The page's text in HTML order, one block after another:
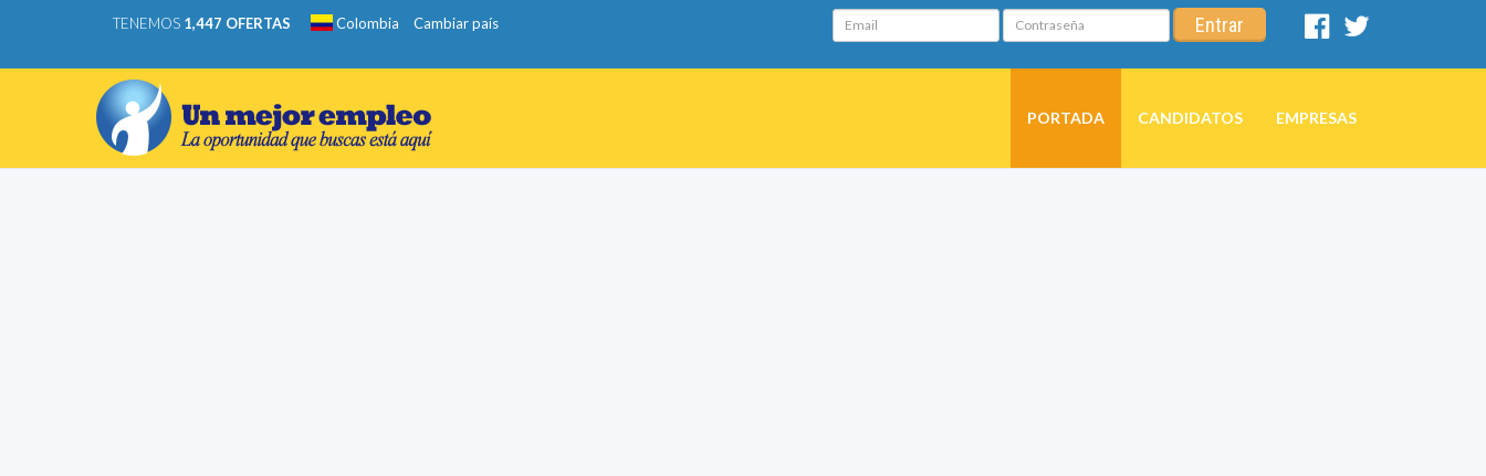
TENEMOS 1,447 OFERTAS Colombia Cambiar país Email Contraseña Entrar
Facebook
PORTADA CANDIDATOS EMPRESAS